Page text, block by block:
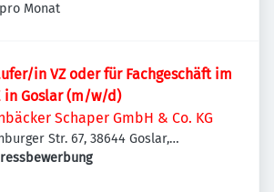
Monat
in VZ oder für Fachgeschäft im
REWE in Goslar (m/w/d)
Schaper GmbH & Co. KG
Str. 67, 38644 Goslar,